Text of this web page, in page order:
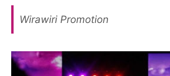
Wirawiri Promotion